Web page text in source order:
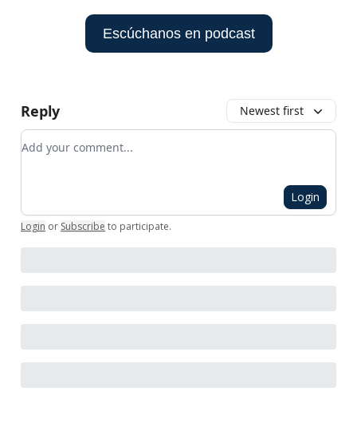
Escúchanos en podcast
Reply Newest first
Add your comment
Login
Login or Subscribe to participate.